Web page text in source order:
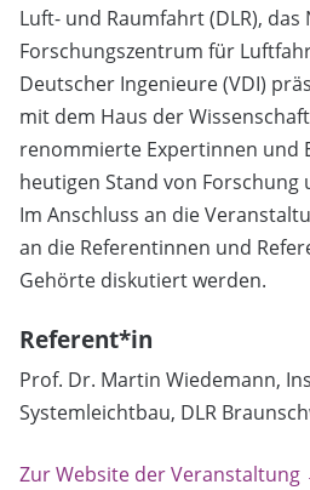
Luft- und Raumfahrt (DLR),
Forschungszentrum für
Deutscher Ingenieure (VDI)
mit dem Haus der
renommierte Expertinnen und
heutigen Stand von Forschung
Im Anschluss an die
an die Referentinnen und
Gehörte diskutiert werden.
Referent*in
Prof. Dr. Martin Wiedemann,
Systemleichtbau, DLR
Zur Website der Veranstaltung